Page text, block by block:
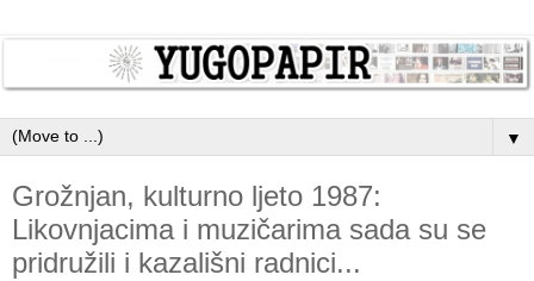
▼
Grožnjan, kulturno ljeto 1987:
Likovnjacima i muzičarima sada su se
pridružili i kazališni radnici...